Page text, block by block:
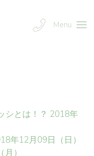
Menu
シとは！？ 2018年
年12月09日（日）
）